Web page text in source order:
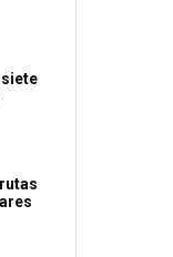
siete